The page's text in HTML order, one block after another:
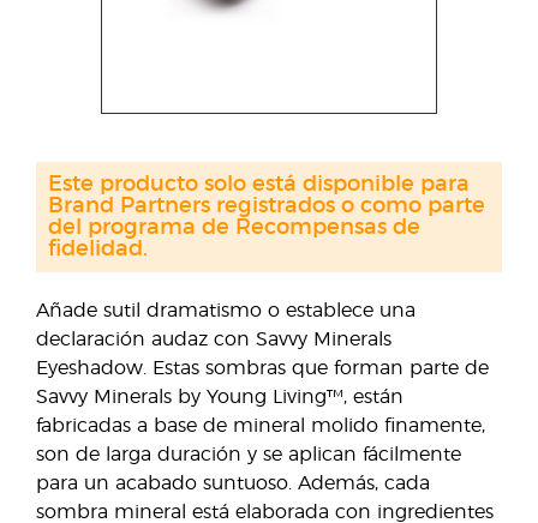
Añade sutil dramatismo o establece una
declaración audaz con Savvy Minerals
Eyeshadow. Estas sombras que forman parte de
Savvy Minerals by Young Living™, están
fabricadas a base de mineral molido finamente,
son de larga duración y se aplican fácilmente
para un acabado suntuoso. Además, cada
sombra mineral está elaborada con ingredientes
Este producto solo está disponible para
Brand Partners registrados o como parte
del programa de Recompensas de
fidelidad.